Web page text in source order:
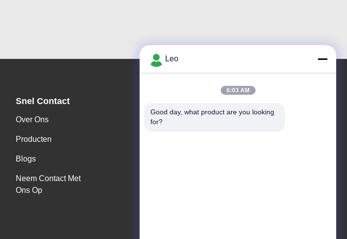
Snel Contact
Over Ons
Producten
Blogs
Neem Contact Met
Ons Op
Adres
Leo
6:03 AM
Good day, what product are you looking
for?